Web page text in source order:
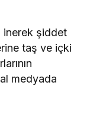
inerek şiddet
taş ve içki
medyada